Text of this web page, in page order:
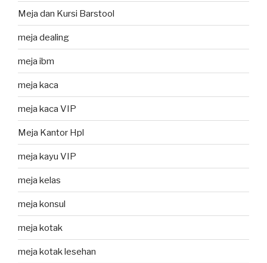
Meja dan Kursi Barstool
meja dealing
meja ibm
meja kaca
meja kaca VIP
Meja Kantor Hpl
meja kayu VIP
meja kelas
meja konsul
meja kotak
meja kotak lesehan